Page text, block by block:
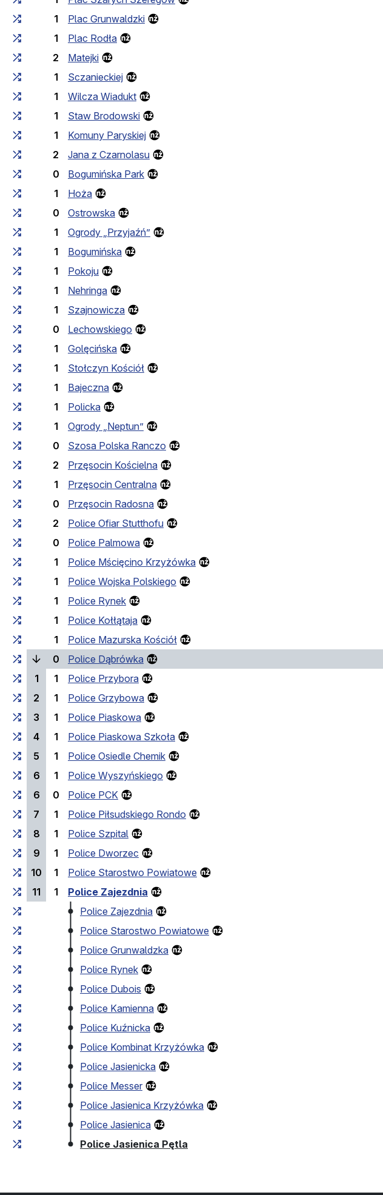
1
Plac Grunwaldzki
1
Plac Rodła
2
Matejki
1
Sczanieckiej
1
Wilcza Wiadukt
1
Staw Brodowski
1
Komuny Paryskiej
2
Jana z Czarnolasu
0
Bogumińska Park
1
Hoża
0
Ostrowska
1
Ogrody „Przyjaźń”
1
Bogumińska
1
Pokoju
1
Nehringa
1
Szajnowicza
0
Lechowskiego
1
Golęcińska
1
Stołczyn Kościół
1
Bajeczna
1
Policka
1
Ogrody „Neptun”
0
Szosa Polska Ranczo
2
Przęsocin Kościelna
1
Przęsocin Centralna
0
Przęsocin Radosna
2
Police Ofiar Stutthofu
0
Police Palmowa
1
Police Mścięcino Krzyżówka
1
Police Wojska Polskiego
1
Police Rynek
1
Police Kołłątaja
1
Police Mazurska Kościół
0
Police Dąbrówka
1
1
Police Przybora
2
1
Police Grzybowa
3
1
Police Piaskowa
4
1
Police Piaskowa Szkoła
5
1
Police Osiedle Chemik
6
1
Police Wyszyńskiego
6
0
Police PCK
7
1
Police Piłsudskiego Rondo
8
1
Police Szpital
9
1
Police Dworzec
10
1
Police Starostwo Powiatowe
11
1
Police Zajezdnia
Police Zajezdnia
Police Starostwo Powiatowe
Police Grunwaldzka
Police Rynek
Police Dubois
Police Kamienna
Police Kuźnicka
Police Kombinat Krzyżówka
Police Jasienicka
Police Messer
Police Jasienica Krzyżówka
Police Jasienica
Police Jasienica Pętla